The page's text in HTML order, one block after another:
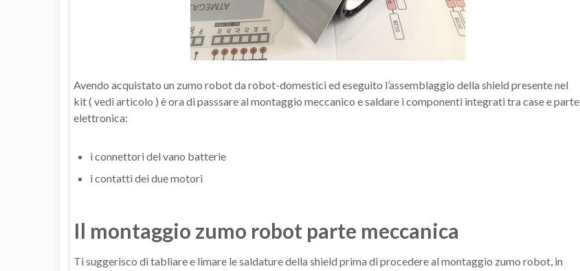
Avendo acquistato un zumo robot da robot-domestici ed eseguito l’assemblaggio della shield presente nel
kit ( vedi articolo ) è ora di passsare al montaggio meccanico e saldare i componenti integrati tra case e parte
elettronica:
i connettori del vano batterie
i contatti dei due motori
Il montaggio zumo robot parte meccanica
Ti suggerisco di tabliare e limare le saldature della shield prima di procedere al montaggio zumo robot, in